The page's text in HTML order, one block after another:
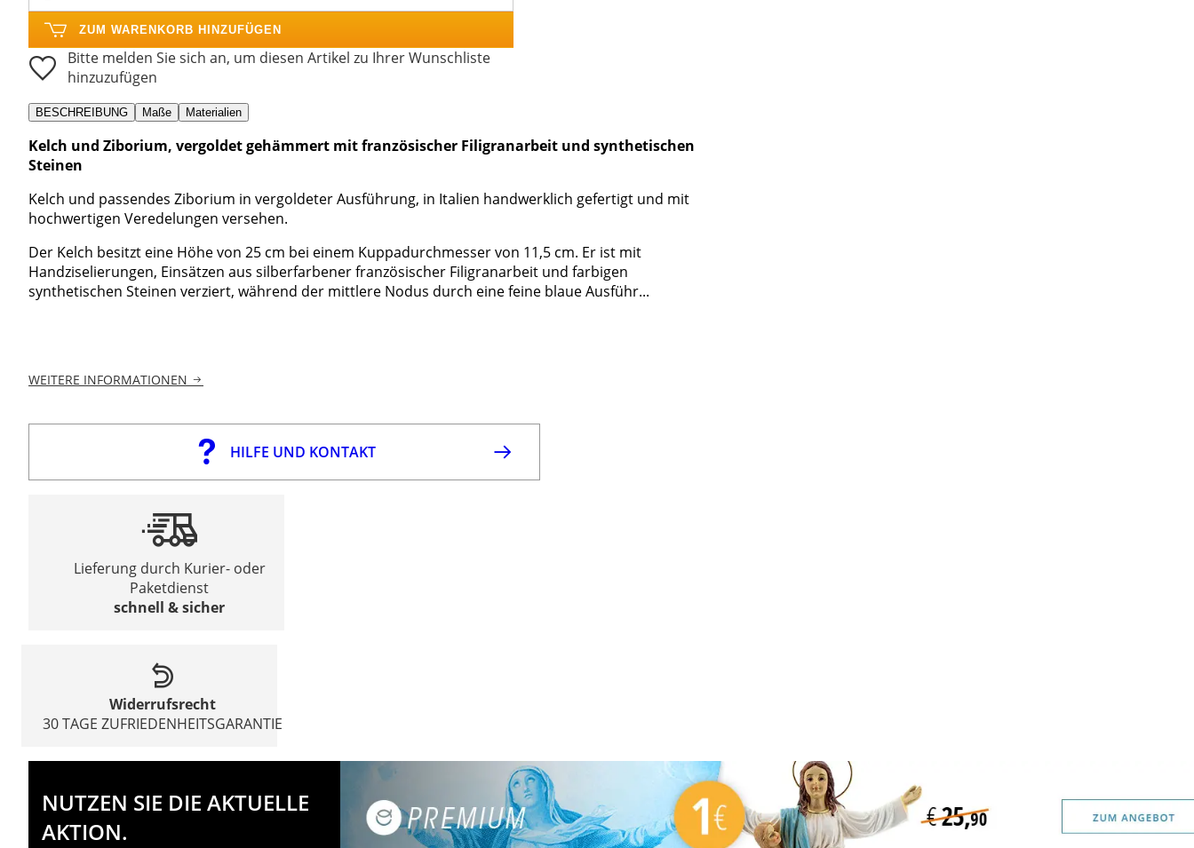
ZUM WARENKORB HINZUFÜGEN
Bitte melden Sie sich an, um diesen Artikel zu Ihrer Wunschliste
hinzuzufügen
BESCHREIBUNG Maße Materialien
Kelch und Ziborium, vergoldet gehämmert mit französischer Filigranarbeit und synthetischen
Steinen
Kelch und passendes Ziborium in vergoldeter Ausführung, in Italien handwerklich gefertigt und mit
hochwertigen Veredelungen versehen.
Der Kelch besitzt eine Höhe von 25 cm bei einem Kuppadurchmesser von 11,5 cm. Er ist mit
Handziselierungen, Einsätzen aus silberfarbener französischer Filigranarbeit und farbigen
synthetischen Steinen verziert, während der mittlere Nodus durch eine feine blaue Ausführ...
WEITERE INFORMATIONEN
HILFE UND KONTAKT
Lieferung durch Kurier- oder
Paketdienst
schnell & sicher
Widerrufsrecht
30 TAGE ZUFRIEDENHEITSGARANTIE
NUTZEN SIE DIE AKTUELLE
AKTION.